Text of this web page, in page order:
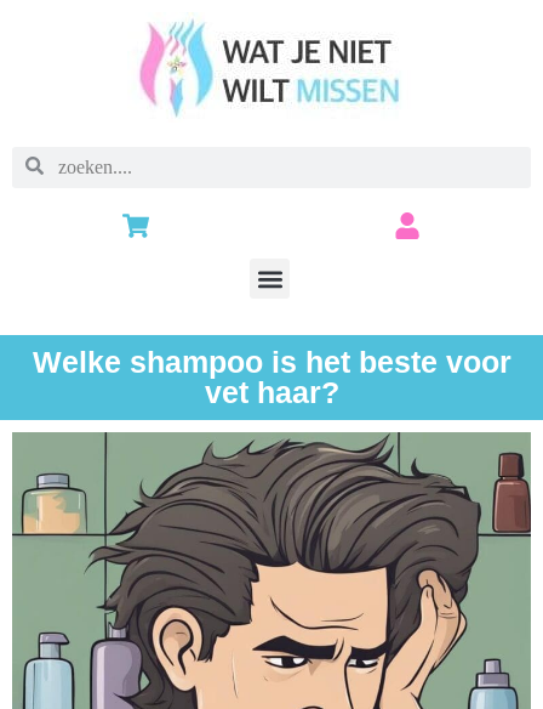
Welke shampoo is het beste voor
vet haar?